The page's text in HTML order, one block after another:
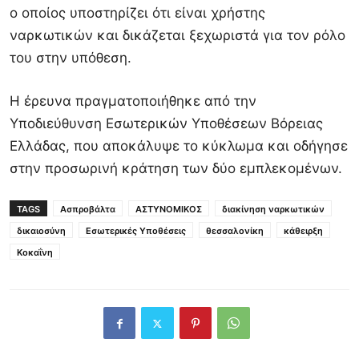
ο οποίος υποστηρίζει ότι είναι χρήστης
ναρκωτικών και δικάζεται ξεχωριστά για τον ρόλο
του στην υπόθεση.
Η έρευνα πραγματοποιήθηκε από την
Υποδιεύθυνση Εσωτερικών Υποθέσεων Βόρειας
Ελλάδας, που αποκάλυψε το κύκλωμα και οδήγησε
στην προσωρινή κράτηση των δύο εμπλεκομένων.
TAGS Ασπροβάλτα ΑΣΤΥΝΟΜΙΚΟΣ
διακίνηση ναρκωτικών
δικαιοσύνη
Εσωτερικές Υποθέσεις θεσσαλονίκη
κάθειρξη
Κοκαΐνη